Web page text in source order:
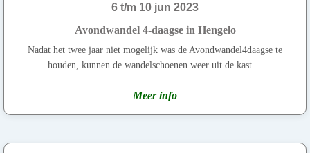
6 t/m 10 jun 2023
Avondwandel 4-daagse in Hengelo
Nadat het twee jaar niet mogelijk was de Avondwandel4daagse te
houden, kunnen de wandelschoenen weer uit de kast....
Meer info